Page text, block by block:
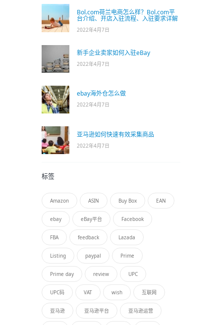
Bol.com荷兰电商怎么样？Bol.com平
台介绍、开店入驻流程、入驻要求详解
2022年4月7日
新手企业卖家如何入驻eBay
2022年4月7日
ebay海外仓怎么做
2022年4月7日
亚马逊如何快速有效采集商品
2022年4月7日
标签
Amazon ASIN Buy Box EAN
ebay eBay平台 Facebook
FBA feedback Lazada
Listing paypal Prime
Prime day review UPC
UPC码 VAT wish 互联网
亚马逊 亚马逊平台 亚马逊运营